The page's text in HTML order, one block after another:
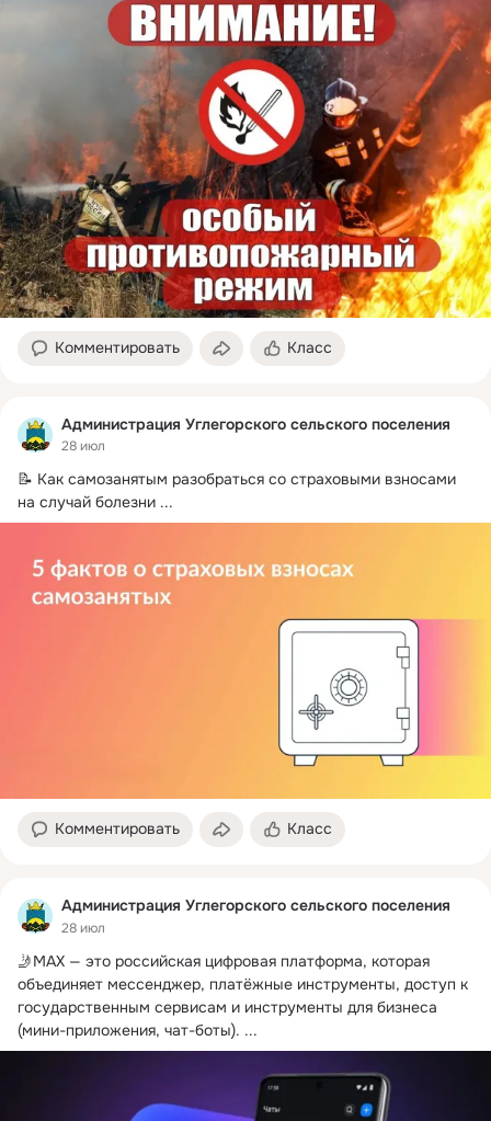
Комментировать Класс
Администрация Углегорского сельского поселения
28 июл
📝 Как самозанятым разобраться со страховыми взносами
на случай болезни ...
Комментировать Класс
Администрация Углегорского сельского поселения
28 июл
🤳MAX — это российская цифровая платформа, которая
объединяет мессенджер, платёжные инструменты, доступ к
государственным сервисам и инструменты для бизнеса
(мини-приложения, чат-боты). ...